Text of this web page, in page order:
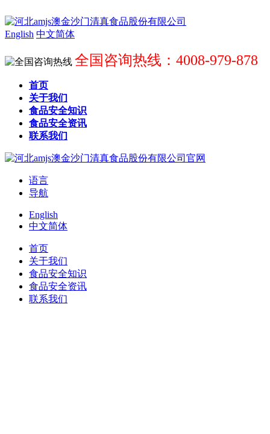
English 中文简体
全国咨询热线：4008-979-878
首页
关于我们
食品安全知识
食品安全资讯
联系我们
语言
导航
English
中文简体
首页
关于我们
食品安全知识
食品安全资讯
联系我们